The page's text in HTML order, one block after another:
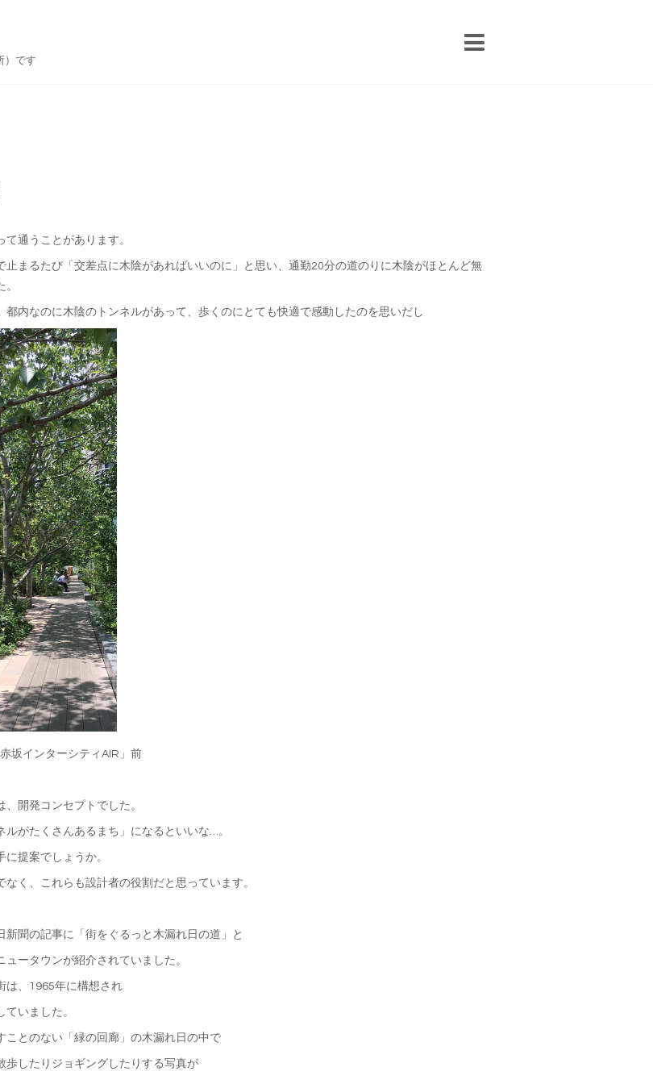
）です
て通うことがあります。
止まるたび「交差点に木陰があればいいのに」と思い、通勤20分の道のりに木陰がほとんど無
都内なのに木陰のトンネルがあって、歩くのにとても快適で感動したのを思いだし
坂インターシティAIR」前
、開発コンセプトでした。
ルがたくさんあるまち」になるといいな…。
に提案でしょうか。
なく、これらも設計者の役割だと思っています。
新聞の記事に「街をぐるっと木漏れ日の道」と
ウンが紹介されていました。
1965年に構想され
ました。
ない「緑の回廊」の木漏れ日の中で
りジョギングしたりする写真が